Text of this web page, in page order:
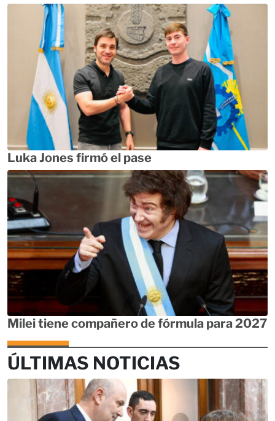
Luka Jones firmó el pase
Milei tiene compañero de fórmula para 2027
ÚLTIMAS NOTICIAS